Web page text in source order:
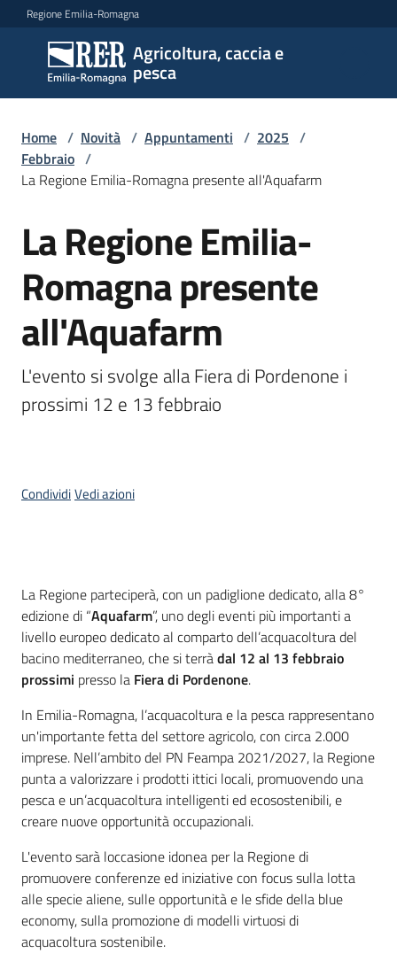
Vai al contenuto
Vai alla navigazione
Vai al footer
Regione Emilia-Romagna
Agricoltura, caccia e
pesca
Agricoltura,
caccia e
pesca
Argomenti
Novità
Servizi
Leggi
bandi
progetti
Agricoltura
in
cifre
Seguici
su
Home / Novità / Appuntamenti / 2025 /
Febbraio /
La Regione Emilia-Romagna presente all'Aquafarm
Salta al contenuto
La Regione Emilia-
Romagna presente
all'Aquafarm
L'evento si svolge alla Fiera di Pordenone i
prossimi 12 e 13 febbraio
CondividiVedi azioni
Cos'è
La Regione parteciperà, con un padiglione dedicato, alla 8°
edizione di “Aquafarm”, uno degli eventi più importanti a
livello europeo dedicato al comparto dell’acquacoltura del
bacino mediterraneo, che si terràdal 12 al 13 febbraio
prossimi presso la Fiera di Pordenone.
In Emilia-Romagna, l’acquacoltura e la pesca rappresentano
un'importante fetta del settore agricolo, con circa 2.000
imprese. Nell’ambito del PN Feampa 2021/2027, la Regione
punta a valorizzare i prodotti ittici locali, promuovendo una
pesca e un’acquacoltura intelligenti ed ecosostenibili, e
creare nuove opportunità occupazionali.
L'evento sarà loccasione idonea per la Regione di
promuovere conferenze ed iniziative con focus sulla lotta
alle specie aliene, sulle opportunità e le sfide della blue
economy, sulla promozione di modelli virtuosi di
acquacoltura sostenibile.